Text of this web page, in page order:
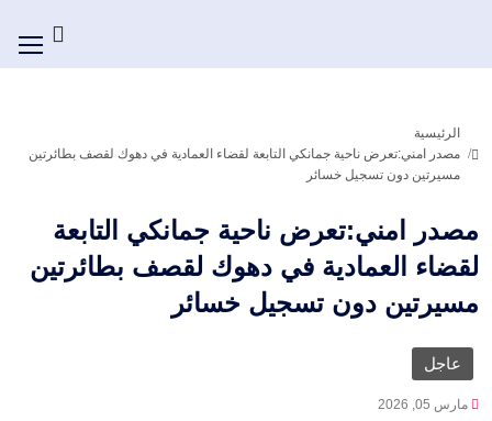
الرئيسية
مصدر امني:تعرض ناحية جمانكي التابعة لقضاء العمادية في دهوك لقصف بطائرتين
مسيرتين دون تسجيل خسائر
مصدر امني:تعرض ناحية جمانكي التابعة
لقضاء العمادية في دهوك لقصف بطائرتين
مسيرتين دون تسجيل خسائر
عاجل
مارس 05, 2026